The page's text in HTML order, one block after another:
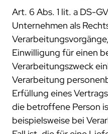
Art. 6 Abs. 1 lit. a DS-
Unternehmen als
Einwilligung für einen
Verarbeitungszweck
Verarbeitung
Erfüllung eines
die betroffene Person
beispielsweise bei